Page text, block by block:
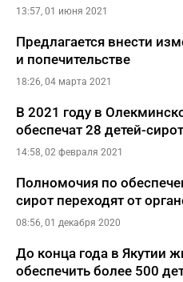
13:57, 01 июня 2021
Предлагается внести
и попечительстве
18:26, 04 марта 2021
В 2021 году в
обеспечат 28 детей-сирот
14:58, 02 февраля 2021
Полномочия по
сирот переходят от
08:56, 01 декабря 2020
До конца года в Якутии
обеспечить более 500